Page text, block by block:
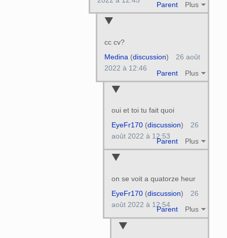
Parent Plus
cc cv?
Parent Plus
Medina (discussion)
26 août
2022 à 12:46
oui et toi tu fait quoi
Parent Plus
EyeFr170(discussion)
26
août 2022 à 12:53
on se voit a quatorze heur
Parent Plus
EyeFr170(discussion)
26
août 2022 à 12:54